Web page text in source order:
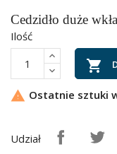
Cedzidło duże
Ilość

 Ostatnie sztuki
Udział